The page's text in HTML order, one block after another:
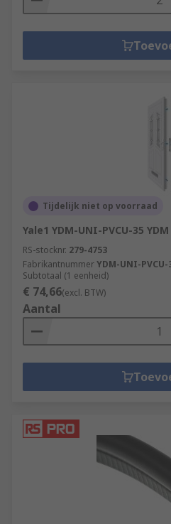
Tijdelijk niet op voorraad
Yale1 YDM-UNI-PVCU-35
RS-stocknr. 279-4753
FabrikantnummerYDM-UNI-PVCU-
Subtotaal (1 eenheid)
€ 74,66(excl. BTW)
Aantal